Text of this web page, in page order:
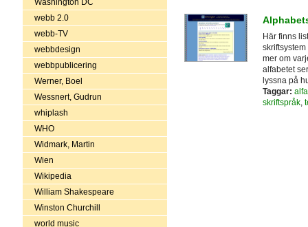
Washington DC
webb 2.0
webb-TV
webbdesign
webbpublicering
Werner, Boel
Wessnert, Gudrun
whiplash
WHO
Widmark, Martin
Wien
Wikipedia
William Shakespeare
Winston Churchill
world music
Här finns
mer om
alfabetet
lyssna på
Taggar:
skriftspråk,